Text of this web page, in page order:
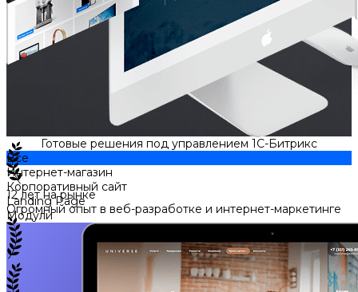
12 лет на рынке
Огромный опыт в веб-разработке и интернет-маркетинге
Готовые решения под управлением 1С-Битрикс
Все
Интернет-магазин
Корпоративный сайт
Landing Page
Модули